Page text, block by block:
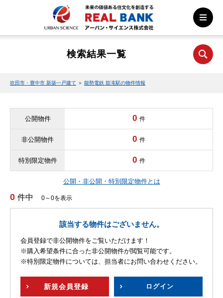
検索結果一覧
吹田市・豊中市 新築一戸建て ＞ 能勢電鉄 鼓滝駅の物件情報
公開物件 0 件
非公開物件 0 件
特別限定物件 0 件
公開・非公開・特別限定物件とは
0 件中 0～0を表示
該当する物件はございません。
会員登録で非公開物件をご覧いただけます！
※購入希望条件に合った非公開物件が閲覧可能です。
※特別限定物件については、担当者にお問い合わせください。
新規会員登録 ログイン